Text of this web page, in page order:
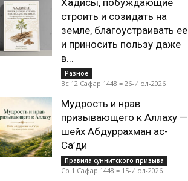
Хадисы, побуждающие
строить и созидать на
земле, благоустраивать её
и приносить пользу даже
в...
Разное
Вс 12 Сафар 1448 = 26-Июл-2026
Мудрость и нрав
призывающего к Аллаху —
шейх Абдуррахман ас-
Са’ди
Правила суннитского призыва
Ср 1 Сафар 1448 = 15-Июл-2026